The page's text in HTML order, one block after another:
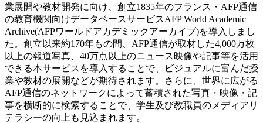
業展開や教材開発に向け、創立1835年のフランス・AFP通信
の教育機関向けデータベースサービスAFP World Academic
Archive(AFPワールドアカデミックアーカイブ)を導入しまし
た。創立以来約170年もの間、AFP通信が取材した4,000万枚
以上の報道写真、40万点以上のニュース映像や記事等を活用
できる本サービスを導入することで、ビジュアルに富んだ授
業や教材の展開などが期待されます。さらに、世界に広がる
AFP通信のネットワークによって蓄積された写真・映像・記
事を横断的に検索することで、学生及び教職員のメディアリ
テラシーの向上も見込まれます。